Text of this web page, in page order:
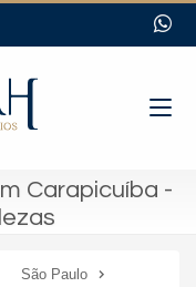
Carapicuíba -
São Paulo